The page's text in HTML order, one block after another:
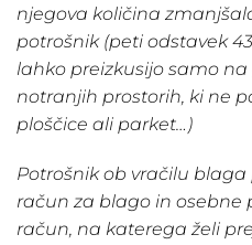
njegova količina
potrošnik (peti odstavek
lahko preizkusijo samo
notranjih prostorih, ki ne
ploščice ali parket…)
Potrošnik ob vračilu
račun za blago in osebne
račun, na katerega želi